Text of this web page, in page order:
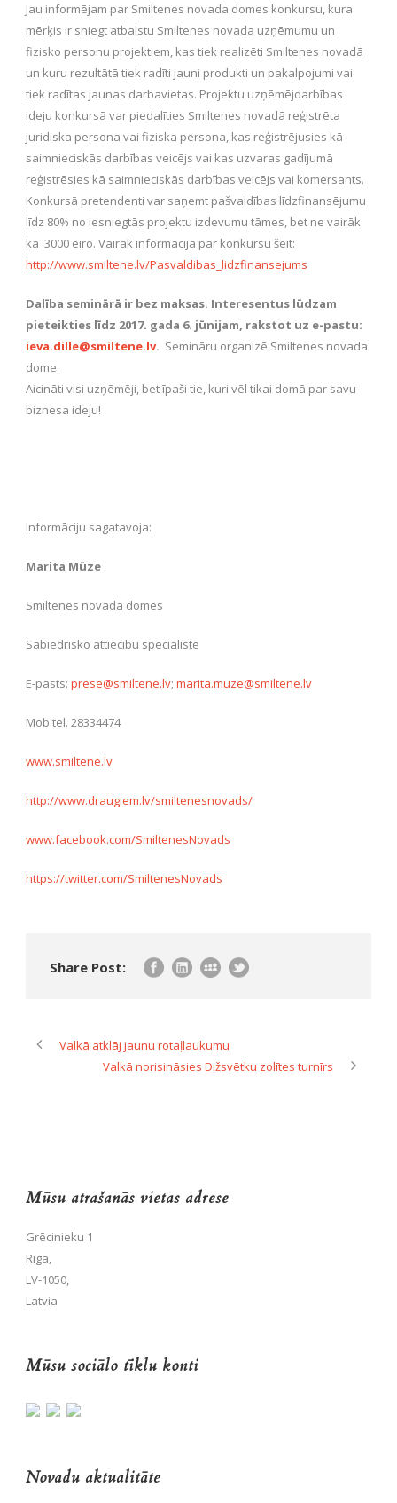
Jau informējam par Smiltenes novada domes konkursu, kura
mērķis ir sniegt atbalstu Smiltenes novada uzņēmumu un
fizisko personu projektiem, kas tiek realizēti Smiltenes novadā
un kuru rezultātā tiek radīti jauni produkti un pakalpojumi vai
tiek radītas jaunas darbavietas. Projektu uzņēmējdarbības
ideju konkursā var piedalīties Smiltenes novadā reģistrēta
juridiska persona vai fiziska persona, kas reģistrējusies kā
saimnieciskās darbības veicējs vai kas uzvaras gadījumā
reģistrēsies kā saimnieciskās darbības veicējs vai komersants.
Konkursā pretendenti var saņemt pašvaldības līdzfinansējumu
līdz 80% no iesniegtās projektu izdevumu tāmes, bet ne vairāk
kā 3000 eiro. Vairāk informācija par konkursu šeit:
http://www.smiltene.lv/Pasvaldibas_lidzfinansejums
Dalība seminārā ir bez maksas. Interesentus lūdzam
pieteikties līdz 2017. gada 6. jūnijam, rakstot uz e-pastu:
ieva.dille@smiltene.lv. Semināru organizē Smiltenes novada
dome.
Aicināti visi uzņēmēji, bet īpaši tie, kuri vēl tikai domā par savu
biznesa ideju!
Informāciju sagatavoja:
Marita Mūze
Smiltenes novada domes
Sabiedrisko attiecību speciāliste
E-pasts: prese@smiltene.lv; marita.muze@smiltene.lv
Mob.tel. 28334474
www.smiltene.lv
http://www.draugiem.lv/smiltenesnovads/
www.facebook.com/SmiltenesNovads
https://twitter.com/SmiltenesNovads
Share Post:
Valkā atklāj jaunu rotaļlaukumu
Valkā norisināsies Dižsvētku zolītes turnīrs
Mūsu atrašanās vietas adrese
Grēcinieku 1
Rīga,
LV-1050,
Latvia
Mūsu sociālo tīklu konti
Novadu aktualitāte